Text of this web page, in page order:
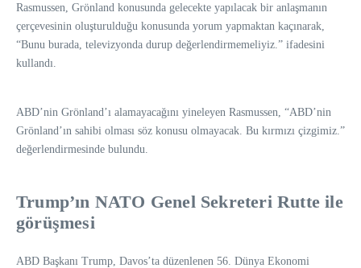
Rasmussen, Grönland konusunda gelecekte yapılacak bir anlaşmanın
çerçevesinin oluşturulduğu konusunda yorum yapmaktan kaçınarak,
“Bunu burada, televizyonda durup değerlendirmemeliyiz.” ifadesini
kullandı.
ABD’nin Grönland’ı alamayacağını yineleyen Rasmussen, “ABD’nin
Grönland’ın sahibi olması söz konusu olmayacak. Bu kırmızı çizgimiz.”
değerlendirmesinde bulundu.
Trump’ın NATO Genel Sekreteri Rutte ile
görüşmesi
ABD Başkanı Trump, Davos’ta düzenlenen 56. Dünya Ekonomi